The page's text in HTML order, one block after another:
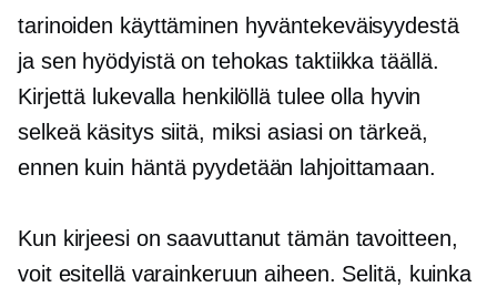
tarinoiden käyttäminen hyväntekeväisyydestä
ja sen hyödyistä on tehokas taktiikka täällä.
Kirjettä lukevalla henkilöllä tulee olla hyvin
selkeä käsitys siitä, miksi asiasi on tärkeä,
ennen kuin häntä pyydetään lahjoittamaan.
Kun kirjeesi on saavuttanut tämän tavoitteen,
voit esitellä varainkeruun aiheen. Selitä, kuinka